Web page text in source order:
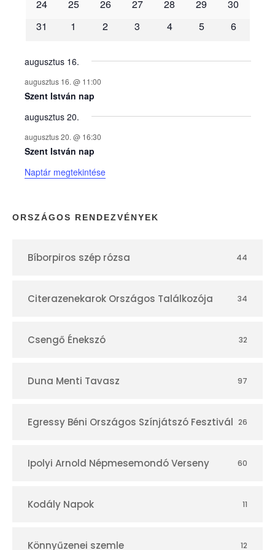
é
n
y
e
k
n
a
p
r
24
25 26 27 28 29
30
31
1 2 3 4 5 6
augusztus 16.
augusztus 16. @ 11:00
Szent István nap
augusztus 20.
augusztus 20. @ 16:30
Szent István nap
Naptár megtekintése
ORSZÁGOS RENDEZVÉNYEK
Bíborpiros szép rózsa 44
Citerazenekarok Országos Találkozója 34
Csengő Énekszó 32
Duna Menti Tavasz 97
Egressy Béni Országos Színjátszó Fesztivál 26
Ipolyi Arnold Népmesemondó Verseny 60
Kodály Napok 11
Könnyűzenei szemle 12